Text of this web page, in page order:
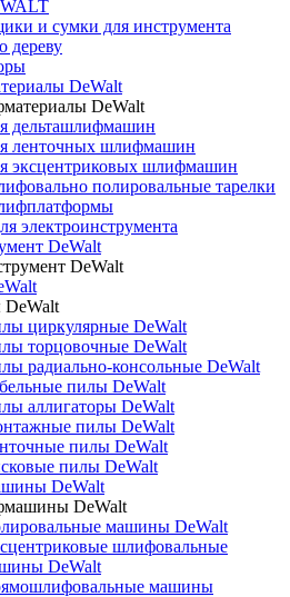
и сумки для инструмента
дереву
DeWalt
DeWalt
дельташлифмашин
ленточных шлифмашин
эксцентриковых шлифмашин
полировальные тарелки
электроинструмента
DeWalt
DeWalt
циркулярные DeWalt
торцовочные DeWalt
радиально-консольные DeWalt
пилы DeWalt
аллигаторы DeWalt
пилы DeWalt
пилы DeWalt
пилы DeWalt
DeWalt
DeWalt
машины DeWalt
шлифовальные
DeWalt
машины